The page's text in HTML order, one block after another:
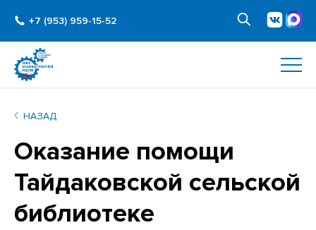
+7 (953) 959-15-52
НАЗАД
Оказание помощи
Тайдаковской сельской
библиотеке